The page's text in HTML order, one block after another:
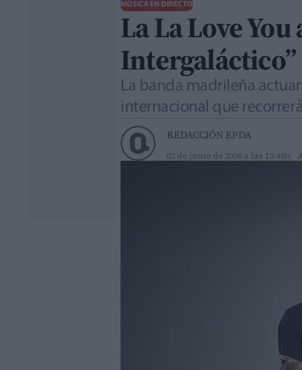
MÚSICA EN DIRECTO
La La Love
Intergaláctico”
La banda madrileña
internacional que
REDACCIÓN EPDA
02 de junio de 2026 a las 13:48h